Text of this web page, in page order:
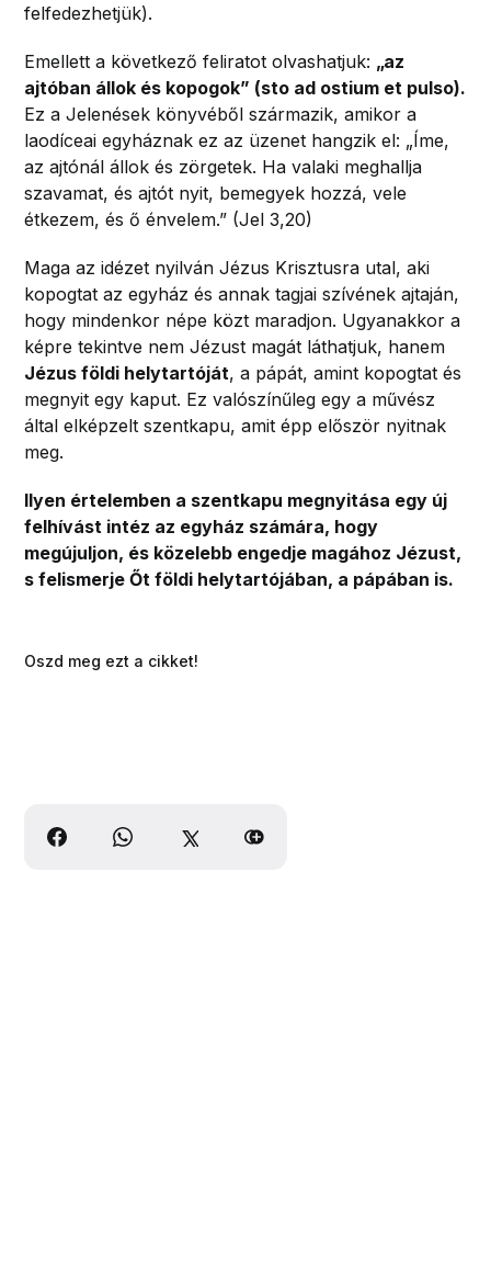
felfedezhetjük).
Emellett a következő feliratot olvashatjuk: „az
ajtóban állok és kopogok” (sto ad ostium et pulso).
Ez a Jelenések könyvéből származik, amikor a
laodíceai egyháznak ez az üzenet hangzik el: „Íme,
az ajtónál állok és zörgetek. Ha valaki meghallja
szavamat, és ajtót nyit, bemegyek hozzá, vele
étkezem, és ő énvelem.” (Jel 3,20)
Maga az idézet nyilván Jézus Krisztusra utal, aki
kopogtat az egyház és annak tagjai szívének ajtaján,
hogy mindenkor népe közt maradjon. Ugyanakkor a
képre tekintve nem Jézust magát láthatjuk, hanem
Jézus földi helytartóját, a pápát, amint kopogtat és
megnyit egy kaput. Ez valószínűleg egy a művész
által elképzelt szentkapu, amit épp először nyitnak
meg.
Ilyen értelemben a szentkapu megnyitása egy új
felhívást intéz az egyház számára, hogy
megújuljon, és közelebb engedje magához Jézust,
s felismerje Őt földi helytartójában, a pápában is.
Oszd meg ezt a cikket!